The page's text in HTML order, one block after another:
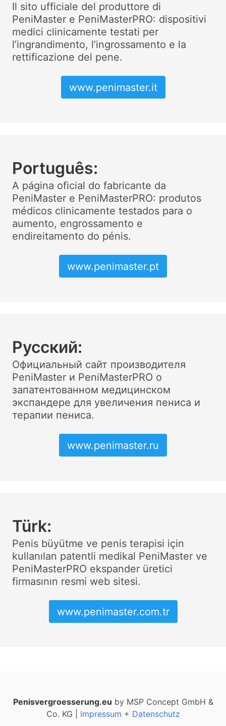
Il sito ufficiale del produttore di
PeniMaster e PeniMasterPRO: dispositivi
medici clinicamente testati per
l’ingrandimento, l’ingrossamento e la
rettificazione del pene.
www.penimaster.it
Português:
A página oficial do fabricante da
PeniMaster e PeniMasterPRO: produtos
médicos clinicamente testados para o
aumento, engrossamento e
endireitamento do pénis.
www.penimaster.pt
Pусский:
Официальный сайт производителя
PeniMaster и PeniMasterPRO о
запатентованном медицинском
экспандере для увеличения пениса и
терапии пениса.
www.penimaster.ru
Türk:
Penis büyütme ve penis terapisi için
kullanılan patentli medikal PeniMaster ve
PeniMasterPRO ekspander üretici
firmasının resmi web sitesi.
www.penimaster.com.tr
Penisvergroesserung.eu by MSP Concept GmbH &
Co. KG | Impressum + Datenschutz